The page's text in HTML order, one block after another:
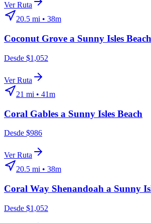
Ver Ruta
20.5 mi • 38m
Coconut Grove a Sunny Isles Beach
Desde $1,052
Ver Ruta
21 mi • 41m
Coral Gables a Sunny Isles Beach
Desde $986
Ver Ruta
20.5 mi • 38m
Coral Way Shenandoah a Sunny
Desde $1,052